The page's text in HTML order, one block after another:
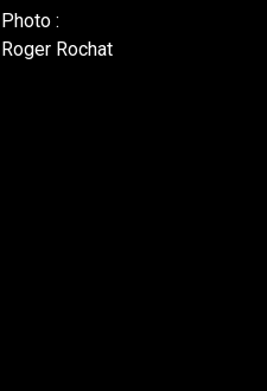
Photo :
Roger Rochat